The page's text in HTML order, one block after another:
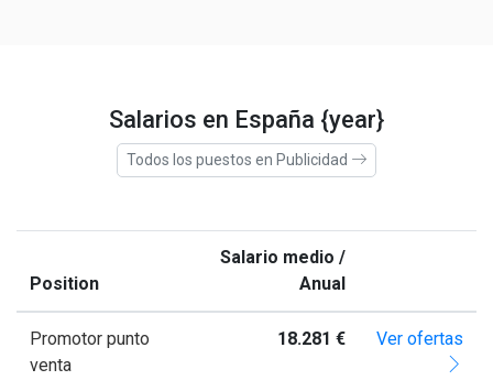
Salarios en España {year}
Todos los puestos en Publicidad
Position
Salario medio /
Anual
Promotor punto
venta
18.281 € Ver ofertas